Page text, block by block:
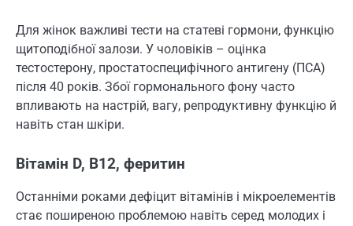
Для жінок важливі тести на статеві гормони, функцію
щитоподібної залози. У чоловіків – оцінка
тестостерону, простатоспецифічного антигену (ПСА)
після 40 років. Збої гормонального фону часто
впливають на настрій, вагу, репродуктивну функцію й
навіть стан шкіри.
Вітамін D, B12, феритин
Останніми роками дефіцит вітамінів і мікроелементів
стає поширеною проблемою навіть серед молодих і